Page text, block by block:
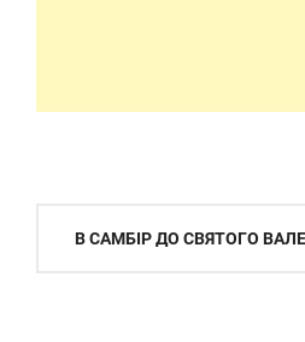
Навігація
В САМБІР ДО СВЯТОГО